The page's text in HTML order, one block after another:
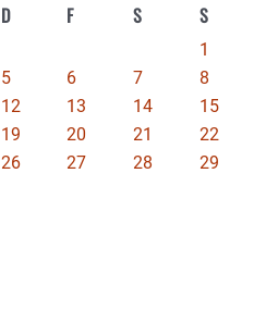
D F S S
1
5 6 7
8
12 13 14
15
19 20 21
22
26 27 28
29